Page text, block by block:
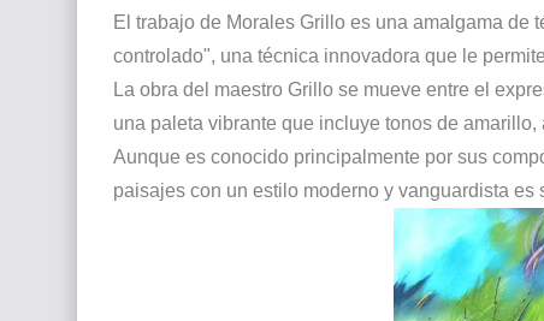
El trabajo de Morales Grillo es una amalgama de
controlado", una técnica innovadora que le
La obra del maestro Grillo se mueve entre el
una paleta vibrante que incluye tonos de amarillo,
Aunque es conocido principalmente por sus
paisajes con un estilo moderno y vanguardista es